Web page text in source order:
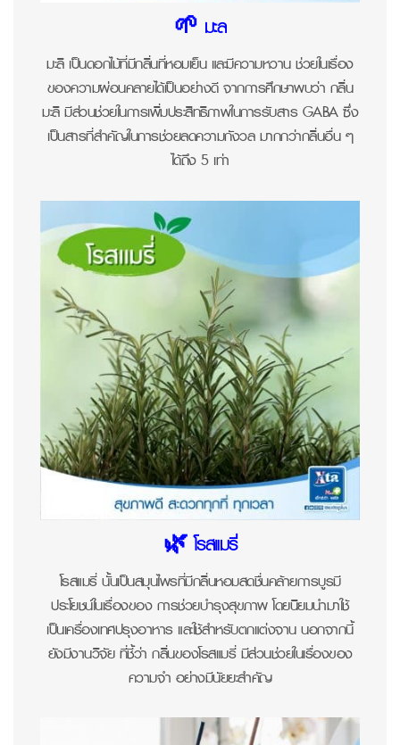
🌱 มะลิ
มะลิ เป็นดอกไม้ที่มีกลิ่นที่หอมเย็น และมีความหวาน ช่วยในเรื่อง
ของความผ่อนคลายได้เป็นอย่างดี จากการศึกษาพบว่า กลิ่น
มะลิ มีส่วนช่วยในการเพิ่มประสิทธิภาพในการรับสาร GABA ซึ่ง
เป็นสารที่สำคัญในการช่วยลดความกังวล มากกว่ากลิ่นอื่น ๆ
ได้ถึง 5 เท่า
🌿 โรสแมรี่
โรสแมรี่ นั้นเป็นสมุนไพรที่มีกลิ่นหอมสดชื่นคล้ายการบูรมี
ประโยชน์ในเรื่องของ การช่วยบำรุงสุขภาพ โดยนิยมนำมาใช้
เป็นเครื่องเทศปรุงอาหาร และใช้สำหรับตกแต่งจาน นอกจากนี้
ยังมีงานวิจัย ที่ชี้ว่า กลิ่นของโรสแมรี่ มีส่วนช่วยในเรื่องของ
ความจำ อย่างมีนัยยะสำคัญ